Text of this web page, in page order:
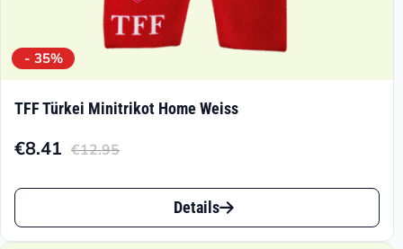
- 35%
TFF Türkei Minitrikot Home Weiss
€12.95
Ursprünglicher
Preis
€12.95
€8.41
Aktueller
Preis
€8.41.
Dieses
Produkt
Details